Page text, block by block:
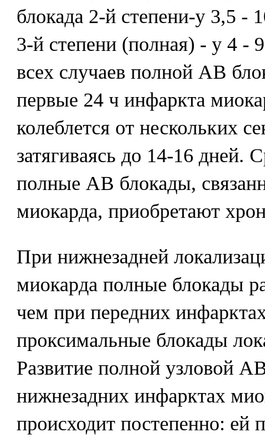
блокада 2-й степени-у 3,5 -
3-й степени (полная) - у 4 -
всех случаев полной АВ
первые 24 ч инфаркта
колеблется от нескольких
затягиваясь до 14-16 дней.
полные АВ блокады,
миокарда, приобретают
При нижнезадней
миокарда полные блокады
чем при передних
проксимальные блокады
Развитие полной узловой
нижнезадних инфарктах
происходит постепенно: ей